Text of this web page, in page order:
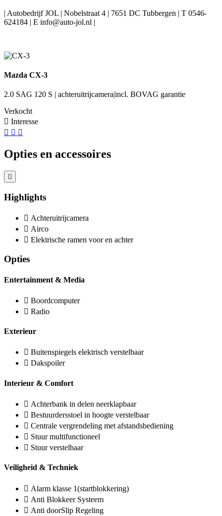
| Autobedrijf JOL | Nobelstraat 4 | 7651 DC Tubbergen | T 0546-
624184 | E info@auto-jol.nl |
Mazda CX-3
2.0 SAG 120 S | achteruitrijcamera|incl. BOVAG garantie
Verkocht
Interesse
Opties en accessoires
Highlights
Achteruitrijcamera
Airco
Elektrische ramen voor en achter
Opties
Entertainment & Media
Boordcomputer
Radio
Exterieur
Buitenspiegels elektrisch verstelbaar
Dakspoiler
Interieur & Comfort
Achterbank in delen neerklapbaar
Bestuurdersstoel in hoogte verstelbaar
Centrale vergrendeling met afstandsbediening
Stuur multifunctioneel
Stuur verstelbaar
Veiligheid & Techniek
Alarm klasse 1(startblokkering)
Anti Blokkeer Systeem
Anti doorSlip Regeling